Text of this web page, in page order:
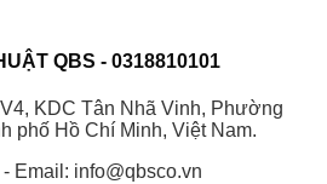
QBS - 0318810101
KDC Tân Nhã Vinh, Phường
phố Hồ Chí Minh, Việt Nam.
Email: info@qbsco.vn